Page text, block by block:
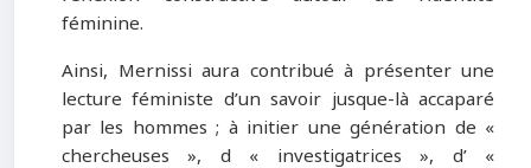
féminine.
Ainsi, Mernissi aura contribué à présenter une
lecture féministe d’un savoir jusque-là accaparé
par les hommes ; à initier une génération de «
chercheuses », d « investigatrices », d’ «